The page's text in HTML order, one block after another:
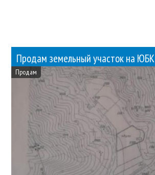
Продам земельный участок на ЮБК
Продам